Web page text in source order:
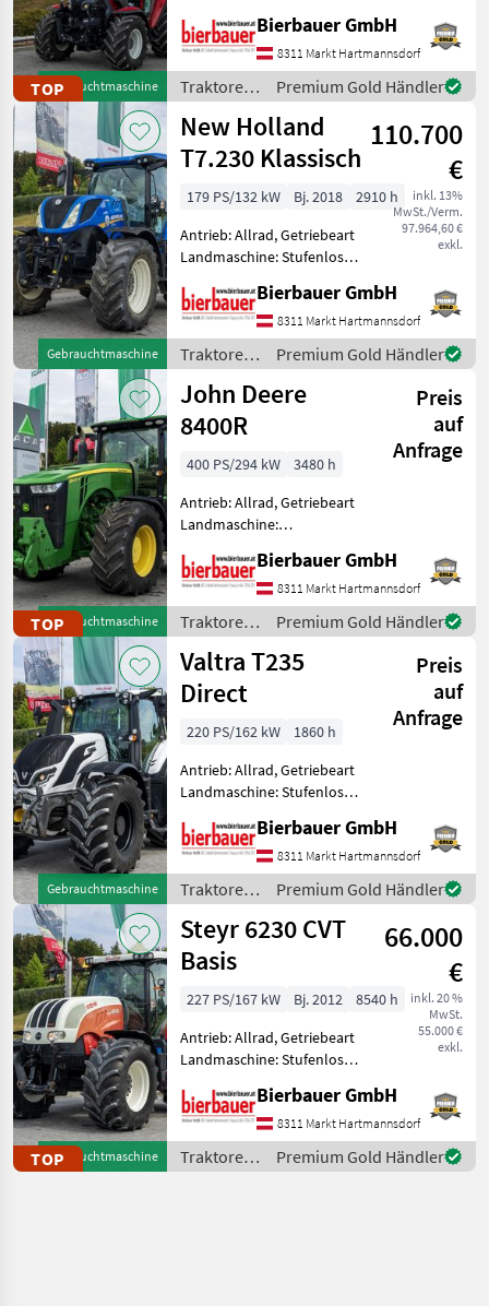
TOPGebrauchtmaschine
Zapfwellendrehzahl:
430/540/750/1000,
Höchstgeschwindigkeit in
km/h: 40 km/h, Aufladun
Bierbauer GmbH
8311 Markt Hartmannsdorf
Traktoren
/ Lindner
Premium Gold Händler
Gebrauchtmaschine
New Holland
T7.230 Klassisch
110.700
€
inkl. 13%
MwSt./Verm.
97.964,60 €
exkl.
179 PS/132 kW Bj. 2018
2910 h
Antrieb: Allrad, Getriebeart
Landmaschine: Stufenloses
Zapfwellendrehzahl:
540/1000/1000E,
Höchstgeschwindigkeit in
km/h: 40 km/h, Aufladung:
Bierbauer GmbH
8311 Markt Hartmannsdorf
Traktoren
/ New
Holland
Premium Gold Händler
TOPGebrauchtmaschine
John Deere
8400R
Preis
auf
Anfrage
400 PS/294 kW
3480 h
Antrieb: Allrad, Getriebeart
Landmaschine:
Plattform: Kabine,
Zapfwellendrehzahl:
540/1000,
Höchstgeschwindigkeit in
km/h: 50 km/h, Aufladung:
Turbola
Bierbauer GmbH
8311 Markt Hartmannsdorf
Traktoren
/ John
Deere
Premium Gold Händler
Gebrauchtmaschine
Valtra T235
Direct
Preis
auf
Anfrage
220 PS/162 kW
1860 h
Antrieb: Allrad, Getriebeart
Landmaschine: Stufenloses
Zapfwellendrehzahl:
540/1000,
Höchstgeschwindigkeit in
km/h: 50 km/h, Aufladung:
Turbo
Bierbauer GmbH
8311 Markt Hartmannsdorf
Traktoren
/ Valtra
Premium Gold Händler
TOPGebrauchtmaschine
Steyr 6230 CVT
Basis
66.000
€
inkl. 20 %
MwSt.
55.000 €
exkl.
227 PS/167 kW Bj. 2012
8540 h
Antrieb: Allrad, Getriebeart
Landmaschine: Stufenloses
Zapfwellendrehzahl:
540/540E/1000/1000E,
Höchstgeschwindigkeit in
km/h: 50 km/h, Aufla
Bierbauer GmbH
8311 Markt Hartmannsdorf
Traktoren
/ Steyr
Premium Gold Händler